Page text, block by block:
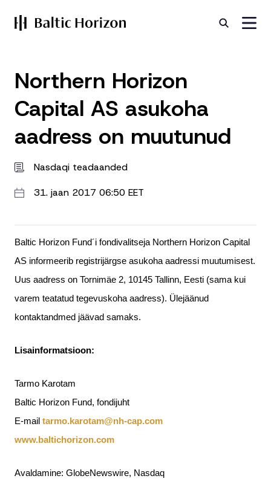
Northern Horizon
Capital AS asukoha
aadress on muutunud
Nasdaqi teadaanded
31. jaan 2017 06:50 EET
Baltic Horizon Fund´i fondivalitseja Northern Horizon Capital
AS informeerib registrijärgse asukoha aadressi muutumisest.
Uus aadress on Tornimäe 2, 10145 Tallinn, Eesti (sama kui
varem teatatud tegevuskoha aadress). Ülejäänud
kontaktandmed jäävad samaks.
Lisainformatsioon:
Tarmo Karotam
Baltic Horizon Fund, fondijuht
E-mail tarmo.karotam@nh-cap.com
www.baltichorizon.com
Avaldamine: GlobeNewswire, Nasdaq